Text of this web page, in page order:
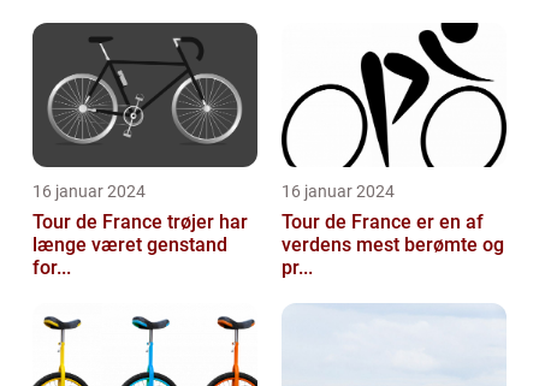
16 januar 2024
Tour de France trøjer har
længe været genstand
for...
16 januar 2024
Tour de France er en af
verdens mest berømte og
pr...